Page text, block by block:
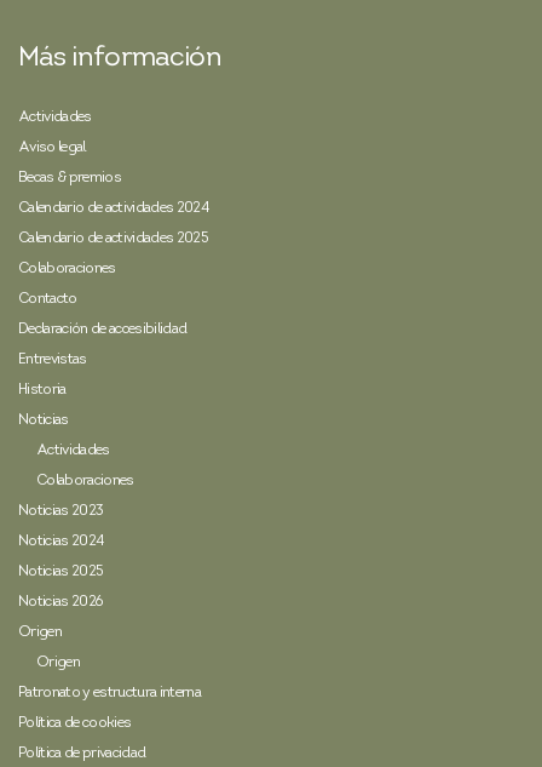
Más información
Actividades
Aviso legal
Becas & premios
Calendario de actividades 2024
Calendario de actividades 2025
Colaboraciones
Contacto
Declaración de accesibilidad
Entrevistas
Historia
Noticias
Actividades
Colaboraciones
Noticias 2023
Noticias 2024
Noticias 2025
Noticias 2026
Origen
Origen
Patronato y estructura interna
Política de cookies
Política de privacidad